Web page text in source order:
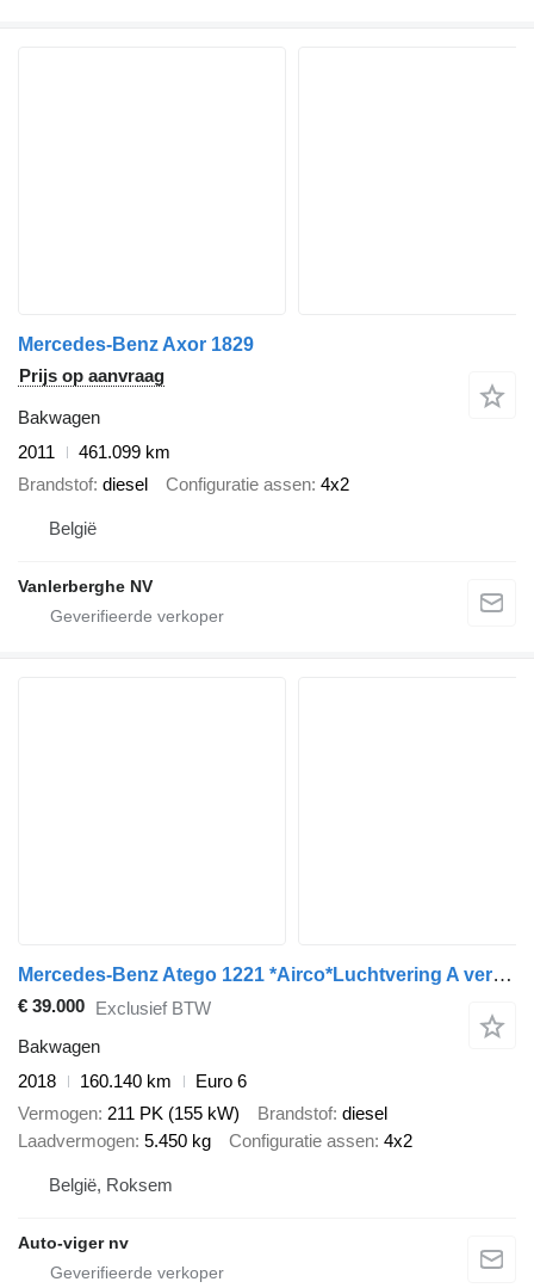
Mercedes-Benz Axor 1829
Prijs op aanvraag
Bakwagen
2011
461.099 km
Brandstof diesel Configuratie assen 4x2
België
Vanlerberghe NV
Mercedes-Benz Atego 1221 *Airco*Luchtvering A verstelbaar*Cruise Control*Spoor
€ 39.000 Exclusief BTW
Bakwagen
2018
160.140 km
Euro 6
Vermogen 211 PK (155 kW) Brandstof diesel
Laadvermogen 5.450 kg Configuratie assen 4x2
België, Roksem
Auto-viger nv